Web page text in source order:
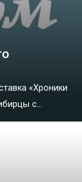
«Хроники
с...